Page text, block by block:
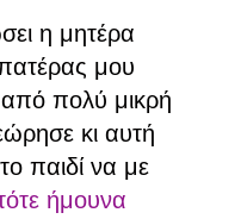
η μητέρα
μου
από πολύ μικρή
κι αυτή
παιδί να με
ήμουνα